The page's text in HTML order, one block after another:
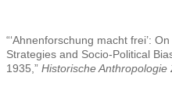
“‘Ahnenforschung macht frei’:
Strategies and Socio-Political
1935,” Historische Anthropologie